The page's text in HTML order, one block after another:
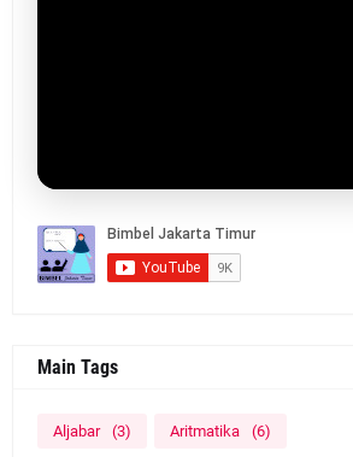
Main Tags
Aljabar (3) Aritmatika (6)